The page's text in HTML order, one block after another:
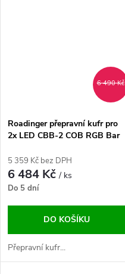
6 490 Kč
Roadinger přepravní kufr pro
2x LED CBB-2 COB RGB Bar
5 359 Kč bez DPH
6 484 Kč/ ks
Do 5 dní
DO KOŠÍKU
Přepravní kufr...